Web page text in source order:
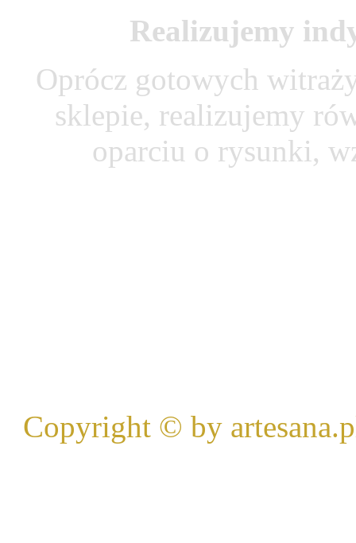
Realizujemy
Oprócz gotowych
sklepie, realizujemy
oparciu o rysunki,
Copyright © by